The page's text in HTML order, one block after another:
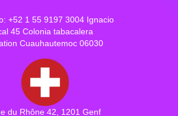
+52 1 55 9197 3004 Ignacio
45 Colonia tabacalera
Cuauhautemoc 06030
du Rhône 42, 1201 Genf